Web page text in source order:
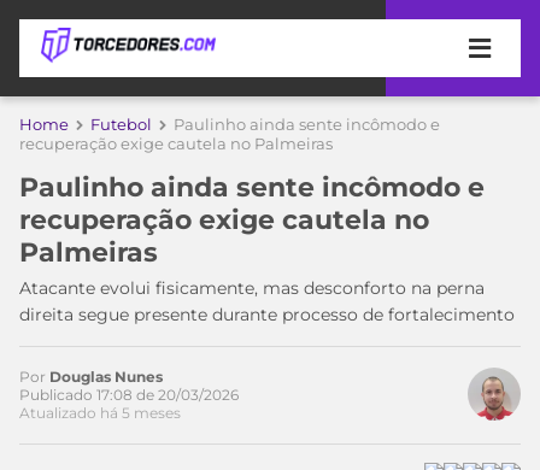
APOSTAS
DE
APOSTA
MELHORES
SITES
DE
APOSTAS
2026
COPA
DO
MUNDO
TIMES
MEU
TIME
CAMPEONATOS
Home Futebol
Paulinho ainda sente incômodo e
recuperação exige cautela no Palmeiras
Paulinho ainda sente incômodo e
recuperação exige cautela no
Palmeiras
Atacante evolui fisicamente, mas desconforto na perna
direita segue presente durante processo de fortalecimento
Por Douglas Nunes
Publicado 17:08 de 20/03/2026
Atualizado há 5 meses